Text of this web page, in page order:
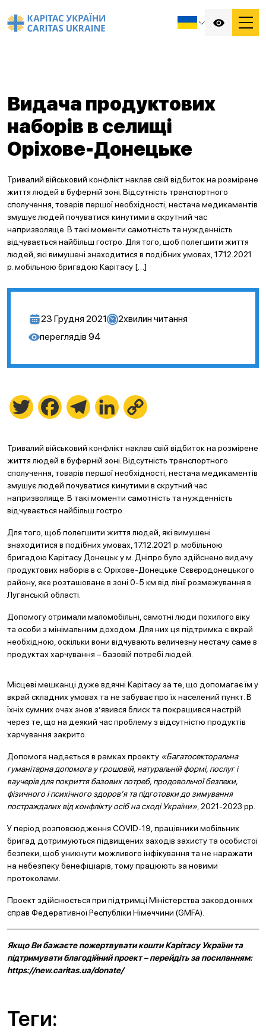
Видача продуктових
наборів в селищі
Оріхове-Донецьке
Тривалий військовий конфлікт наклав свій відбиток на розмірене
життя людей в буферній зоні. Відсутність транспортного
сполучення, товарів першої необхідності, нестача медикаментів
змушує людей почуватися кинутими в скрутний час
напризволяще. В такі моменти самотність та нужденність
відчувається найбільш гостро. Для того, щоб полегшити життя
людей, які вимушені знаходитися в подібних умовах, 17.12.2021
р. мобільною бригадою Карітасу […]
23 Грудня 2021 2хвилин читання
переглядів 94
Twitter FacebookTelegramLinkedIn
Тривалий військовий конфлікт наклав свій відбиток на розмірене
життя людей в буферній зоні. Відсутність транспортного
сполучення, товарів першої необхідності, нестача медикаментів
змушує людей почуватися кинутими в скрутний час
напризволяще. В такі моменти самотність та нужденність
відчувається найбільш гостро.
Для того, щоб полегшити життя людей, які вимушені
знаходитися в подібних умовах, 17.12.2021 р. мобільною
бригадою Карітасу Донецьк у м. Дніпро було здійснено видачу
продуктових наборів в с. Оріхове-Донецьке Сєвєродонецького
району, яке розташоване в зоні 0-5 км від лінії розмежування в
Луганській області.
Допомогу отримали маломобільні, самотні люди похилого віку
та особи з мінімальним доходом. Для них ця підтримка є вкрай
необхідною, оскільки вони відчувають величезну нестачу саме в
продуктах харчування – базовій потребі людей.
Місцеві мешканці дуже вдячні Карітасу за те, що допомагає їм у
вкрай складних умовах та не забуває про їх населений пункт. В
їхніх сумних очах знов з’явився блиск та покращився настрій
через те, що на деякий час проблему з відсутністю продуктів
харчування закрито.
Допомога надається в рамках проекту «Багатосекторальна
гуманітарна допомога у грошовій, натуральній формі, послуг і
ваучерів для покриття базових потреб, продовольчої безпеки,
фізичного і психічного здоров’я та підготовки до зимування
постраждалих від конфлікту осіб на сході України» , 2021-2023 рр.
У період розповсюдження COVID-19, працівники мобільних
бригад дотримуються підвищених заходів захисту та особистої
безпеки, щоб уникнути можливого інфікування та не наражати
на небезпеку бенефіціарів, тому працюють за новими
протоколами.
Проект здійснюється при підтримці Міністерства закордонних
справ Федеративної Республіки Німеччини (GMFA).
Якщо Ви бажаєте пожертвувати кошти Карітасу України та
підтримувати благодійний проект – перейдіть за посиланням:
https://new.caritas.ua/donate/
Теги: